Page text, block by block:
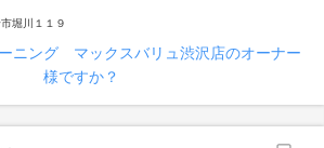
堀川１１９
ニング マックスバリュ渋沢店のオーナー
様ですか？